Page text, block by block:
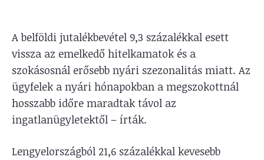
A belföldi jutalékbevétel 9,3 százalékkal esett
vissza az emelkedő hitelkamatok és a
szokásosnál erősebb nyári szezonalitás miatt. Az
ügyfelek a nyári hónapokban a megszokottnál
hosszabb időre maradtak távol az
ingatlanügyletektől – írták.
Lengyelországból 21,6 százalékkal kevesebb